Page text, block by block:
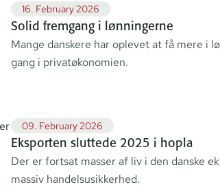
16. February 2026
Solid fremgang i lønningerne
Mange danskere har oplevet at få mere i
gang i privatøkonomien.
09. February 2026
Eksporten sluttede 2025 i hopla
Der er fortsat masser af liv i den danske
massiv handelsusikkerhed.